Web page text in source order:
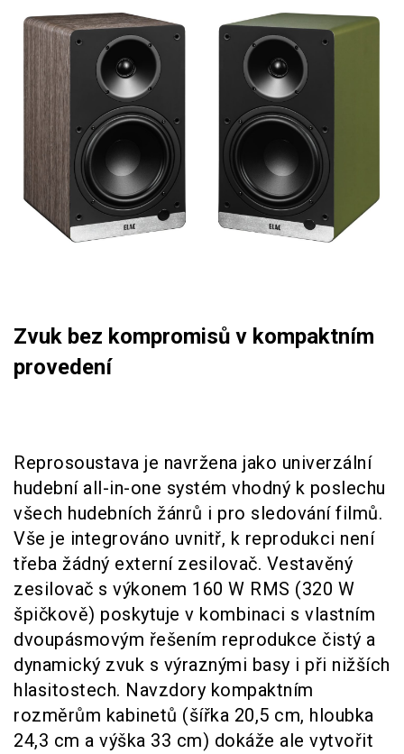
Zvuk bez kompromisů v kompaktním
provedení
Reprosoustava je navržena jako univerzální
hudební all-in-one systém vhodný k poslechu
všech hudebních žánrů i pro sledování filmů.
Vše je integrováno uvnitř, k reprodukci není
třeba žádný externí zesilovač. Vestavěný
zesilovač s výkonem 160 W RMS (320 W
špičkově) poskytuje v kombinaci s vlastním
dvoupásmovým řešením reprodukce čistý a
dynamický zvuk s výraznými basy i při nižších
hlasitostech. Navzdory kompaktním
rozměrům kabinetů (šířka 20,5 cm, hloubka
24,3 cm a výška 33 cm) dokáže ale vytvořit